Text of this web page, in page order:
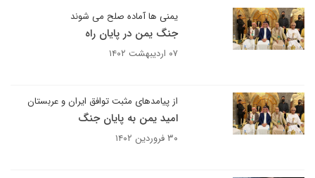
یمنی ها آماده صلح می شوند
جنگ یمن در پایان راه
۰۷ اردیبهشت ۱۴۰۲
از پیامدهای مثبت توافق ایران و عربستان
امید یمن به پایان جنگ
۳۰ فروردین ۱۴۰۲